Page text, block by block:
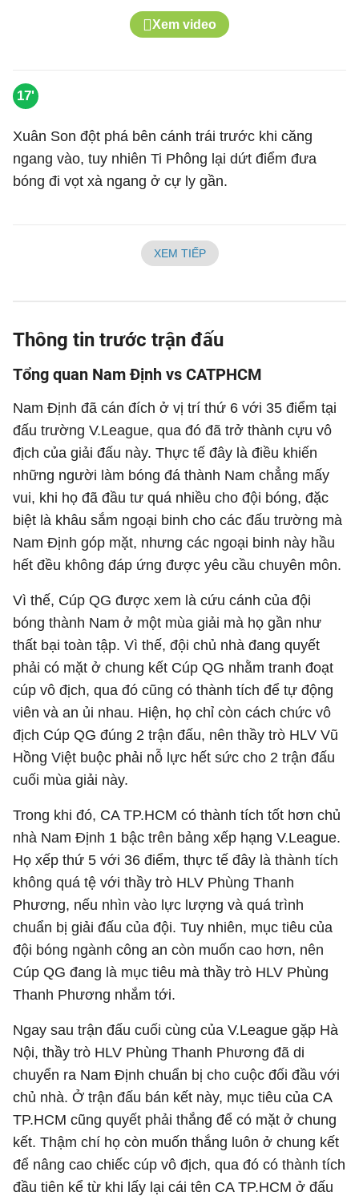
Xem video
17'
Xuân Son đột phá bên cánh trái trước khi căng
ngang vào, tuy nhiên Ti Phông lại dứt điểm đưa
bóng đi vọt xà ngang ở cự ly gần.
XEM TIẾP
Thông tin trước trận đấu
Tổng quan Nam Định vs CATPHCM
Nam Định đã cán đích ở vị trí thứ 6 với 35 điểm tại
đấu trường V.League, qua đó đã trở thành cựu vô
địch của giải đấu này. Thực tế đây là điều khiến
những người làm bóng đá thành Nam chẳng mấy
vui, khi họ đã đầu tư quá nhiều cho đội bóng, đặc
biệt là khâu sắm ngoại binh cho các đấu trường mà
Nam Định góp mặt, nhưng các ngoại binh này hầu
hết đều không đáp ứng được yêu cầu chuyên môn.
Vì thế, Cúp QG được xem là cứu cánh của đội
bóng thành Nam ở một mùa giải mà họ gần như
thất bại toàn tập. Vì thế, đội chủ nhà đang quyết
phải có mặt ở chung kết Cúp QG nhằm tranh đoạt
cúp vô địch, qua đó cũng có thành tích để tự động
viên và an ủi nhau. Hiện, họ chỉ còn cách chức vô
địch Cúp QG đúng 2 trận đấu, nên thầy trò HLV Vũ
Hồng Việt buộc phải nỗ lực hết sức cho 2 trận đấu
cuối mùa giải này.
Trong khi đó, CA TP.HCM có thành tích tốt hơn chủ
nhà Nam Định 1 bậc trên bảng xếp hạng V.League.
Họ xếp thứ 5 với 36 điểm, thực tế đây là thành tích
không quá tệ với thầy trò HLV Phùng Thanh
Phương, nếu nhìn vào lực lượng và quá trình
chuẩn bị giải đấu của đội. Tuy nhiên, mục tiêu của
đội bóng ngành công an còn muốn cao hơn, nên
Cúp QG đang là mục tiêu mà thầy trò HLV Phùng
Thanh Phương nhắm tới.
Ngay sau trận đấu cuối cùng của V.League gặp Hà
Nội, thầy trò HLV Phùng Thanh Phương đã di
chuyển ra Nam Định chuẩn bị cho cuộc đối đầu với
chủ nhà. Ở trận đấu bán kết này, mục tiêu của CA
TP.HCM cũng quyết phải thắng để có mặt ở chung
kết. Thậm chí họ còn muốn thắng luôn ở chung kết
để nâng cao chiếc cúp vô địch, qua đó có thành tích
đầu tiên kể từ khi lấy lại cái tên CA TP.HCM ở đấu